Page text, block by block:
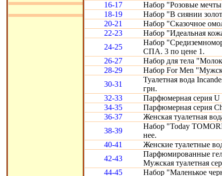
16-17
Набор "Розовые
18-19
Набор "В сиянии
20-21
Набор "Сказочное
22-23
Набор "Идеальная
24-25
Набор
СПА. 3 по цене 1.
26-27
Набор для тела
28-29
Набор For Men
30-31
Туалетная вода
грн.
32-33
Парфюмерная серия U
34-35
Парфюмерная серия
36-37
Женская туалетная
38-39
Набор "Today
нее.
40-41
Женские туалетные
42-43
Парфюмированные
Мужская туалетная
44-45
Набор "Маленькое